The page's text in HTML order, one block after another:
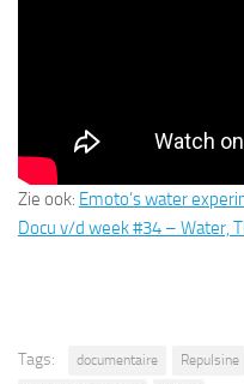
Zie ook: Emoto’s water
Docu v/d week #34 – Water,
Tags: documentaire Repulsine